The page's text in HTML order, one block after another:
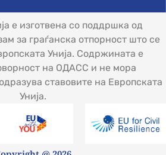
е изготвена со поддршка од
за граѓанска отпорност што се
Унија. Содржината е
на ОДАСС и не мора
ставовите на Европската
Унија.